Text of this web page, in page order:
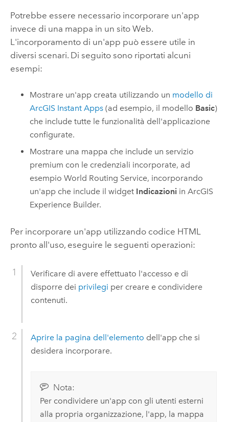
Potrebbe essere necessario incorporare un'app
invece di una mappa in un sito Web.
L'incorporamento di un'app può essere utile in
diversi scenari. Di seguito sono riportati alcuni
esempi:
Mostrare un'app creata utilizzando un modello di
ArcGIS Instant Apps (ad esempio, il modello Basic)
che include tutte le funzionalità dell'applicazione
configurate.
Mostrare una mappa che include un servizio
premium con le credenziali incorporate, ad
esempio World Routing Service, incorporando
un'app che include il widget Indicazioni inArcGIS
Experience Builder.
Per incorporare un'app utilizzando codice HTML
pronto all'uso, eseguire le seguenti operazioni:
Verificare di avere effettuato l'accesso e di
disporre dei privilegi per creare e condividere
contenuti.
Aprire la pagina dell'elemento dell'app che si
desidera incorporare.
Nota:
Per condividere un'app con gli utenti esterni
alla propria organizzazione, l'app, la mappa